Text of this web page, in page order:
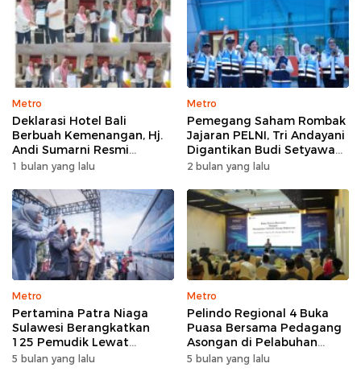
Metro
Deklarasi Hotel Bali
Berbuah Kemenangan, Hj.
Andi Sumarni Resmi
Nahkodai DPW FK PKBM
1 bulan yang lalu
Metro
Pemegang Saham Rombak
Jajaran PELNI, Tri Andayani
Digantikan Budi Setyawan
Wijaya sebagai Dirut
2 bulan yang lalu
Metro
Pertamina Patra Niaga
Sulawesi Berangkatkan
125 Pemudik Lewat
Program Mudik Gratis
5 bulan yang lalu
Metro
Pelindo Regional 4 Buka
Puasa Bersama Pedagang
Asongan di Pelabuhan
Makassar, Perkuat
5 bulan yang lalu